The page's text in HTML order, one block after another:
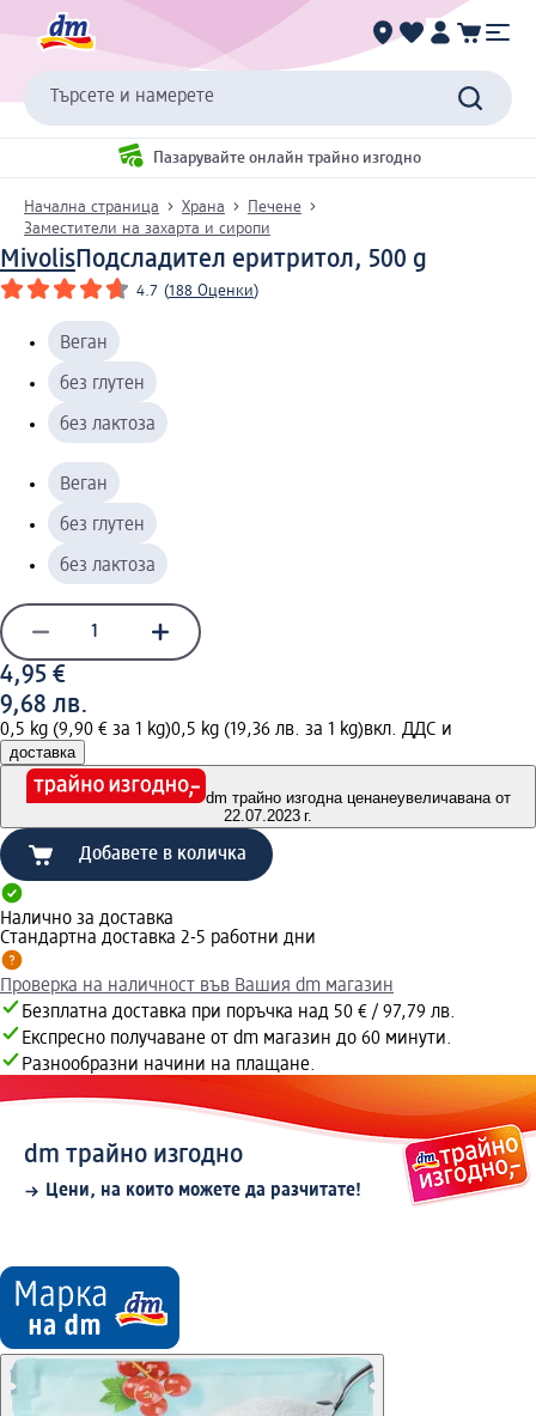
Търсете и намерете
Пазарувайте онлайн трайно изгодно
Начална страница Храна
Печене
Заместители на захарта и сиропи
MivolisПодсладител еритритол, 500 g
4.7 (188 Оценки)
Веган
без глутен
без лактоза
Веган
без глутен
без лактоза
4,95 €
9,68 лв.
0,5 kg (9,90 € за 1 kg)0,5 kg (19,36 лв. за 1 kg)вкл. ДДС и
доставка
dm трайно изгодна ценанеувеличавана от
22.07.2023 г.
Добавете в количка
Налично за доставка
Стандартна доставка 2-5 работни дни
Проверка на наличност във Вашия dm магазин
Безплатна доставка при поръчка над 50 € / 97,79 лв.
Експресно получаване от dm магазин до 60 минути.
Разнообразни начини на плащане.
dm трайно изгодно
Цени, на които можете да разчитате!